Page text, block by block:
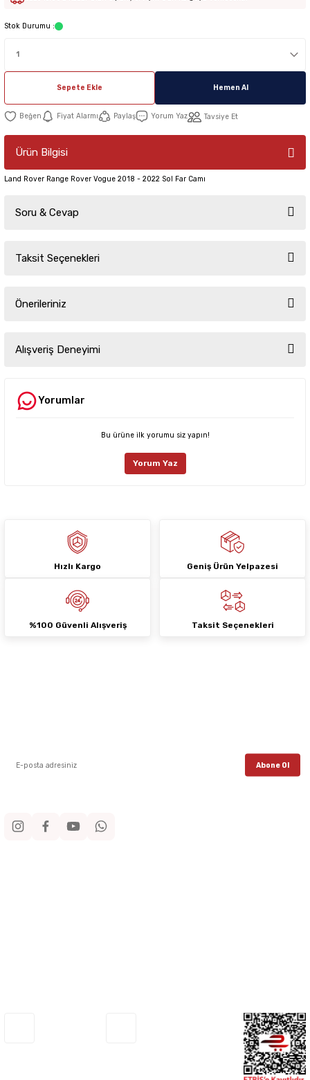
Stok Durumu :
Sepete Ekle Hemen Al
Fiyat Alarmı Paylaş Yorum Yaz Tavsiye Et
Ürün Bilgisi
Land Rover Range Rover Vogue 2018 - 2022 Sol Far Camı
Soru & Cevap
Ürün hakkında henüz soru sorulmamış.
Taksit Seçenekleri
Önerileriniz
yetersiz gördüğünüz noktaları öneri formunu kullanarak tarafımıza
iletebilirsiniz.
Ürün resmi kalitesiz, bozuk veya görüntülenemiyor.
Ürün fiyatı diğer sitelerden daha pahalı.
Alışveriş Deneyimi
Deneyimini Paylaş
Yorumlar
Bu ürüne ilk yorumu siz yapın!
Yorum Yaz
Hızlı Kargo Geniş Ürün Yelpazesi
%100 Güvenli Alışveriş Taksit Seçenekleri
Abone Ol